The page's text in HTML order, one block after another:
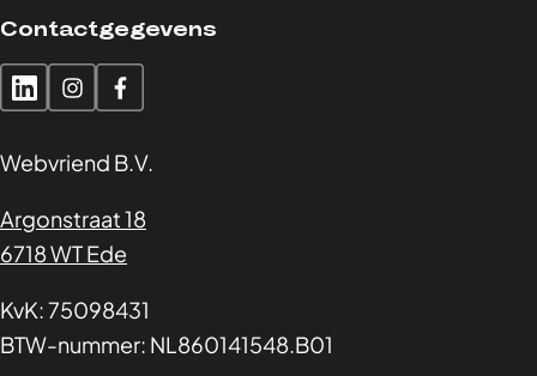
Contactgegevens
Webvriend B.V.
Argonstraat 18
6718 WT Ede
KvK: 75098431
BTW-nummer: NL860141548.B01